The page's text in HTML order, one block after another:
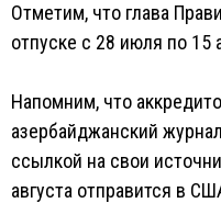
Отметим, что глава
отпуске с 28 июля по 15
Напомним, что
азербайджанский
ссылкой на свои
августа отправится в